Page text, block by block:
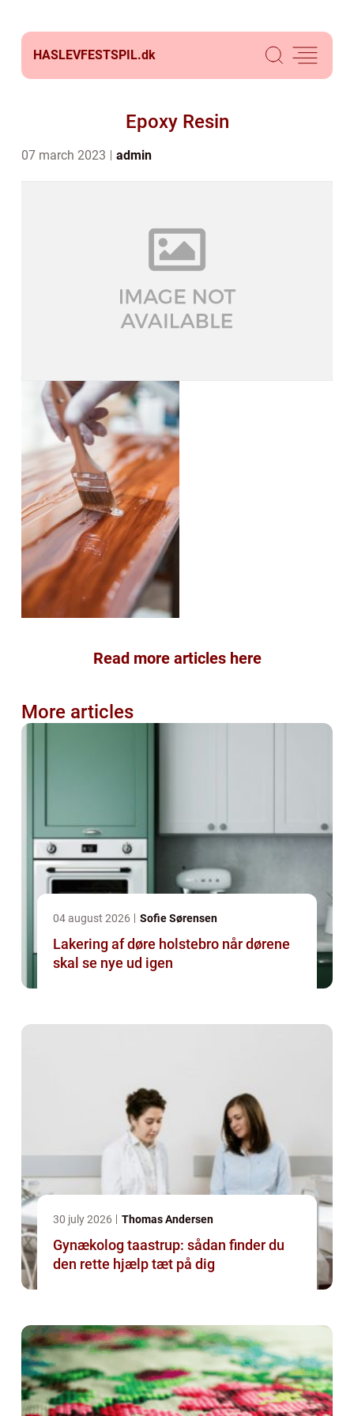
HASLEVFESTSPIL.dk
Epoxy Resin
07 march 2023 admin
Read more articles here
More articles
04 august 2026 Sofie Sørensen
Lakering af døre holstebro når dørene
skal se nye ud igen
30 july 2026 Thomas Andersen
Gynækolog taastrup: sådan finder du
den rette hjælp tæt på dig